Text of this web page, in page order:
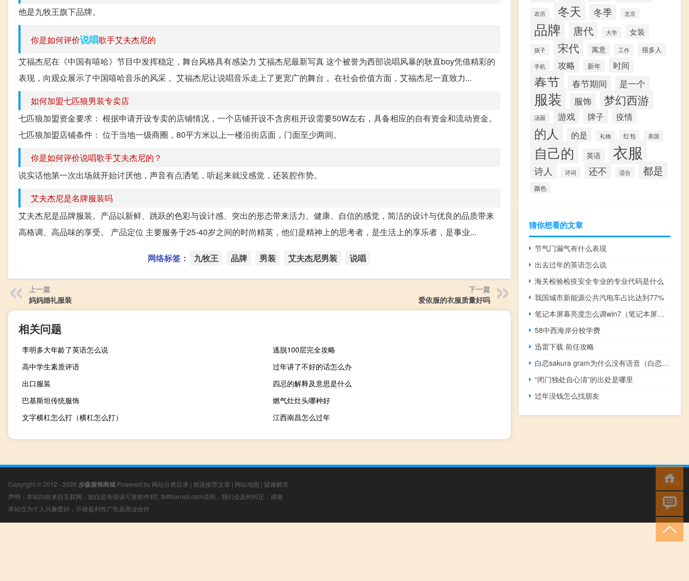
他是九牧王旗下品牌。
你是如何评价说唱歌手艾夫杰尼的
艾福杰尼在《中国有嘻哈》节目中发挥稳定，舞台风格具有感染力 艾福杰尼最新写真 这个被誉为西部说唱风暴的耿直boy凭借精彩的
表现，向观众展示了中国嘻哈音乐的风采 。艾福杰尼让说唱音乐走上了更宽广的舞台 。在社会价值方面，艾福杰尼一直致力...
如何加盟七匹狼男装专卖店
七匹狼加盟资金要求： 根据申请开设专卖的店铺情况，一个店铺开设不含房租开设需要50W左右，具备相应的自有资金和流动资金。
七匹狼加盟店铺条件： 位于当地一级商圈，80平方米以上一楼沿街店面，门面至少两间。
你是如何评价说唱歌手艾夫杰尼的？
‍‍说实话他第一次出场就开始讨厌他，声音有点洒笔，听起来就没感觉，还装腔作势。‍‍
艾夫杰尼是名牌服装吗
艾夫杰尼是品牌服装。产品以新鲜、跳跃的色彩与设计感、突出的形态带来活力、健康、自信的感觉，简洁的设计与优良的品质带来
高格调、高品味的享受。 产品定位 主要服务于25-40岁之间的时尚精英，他们是精神上的思考者，是生活上的享乐者，是事业...
网络标签： 九牧王 品牌 男装 艾夫杰尼男装 说唱
上一篇
妈妈婚礼服装
下一篇
爱依服的衣服质量好吗
相关问题
李明多大年龄了英语怎么说
逃脱100层完全攻略
高中学生素质评语
过年讲了不好的话怎么办
出口服装
四忌的解释及意思是什么
巴基斯坦传统服饰
燃气灶灶头哪种好
文字横杠怎么打（横杠怎么打）
江西南昌怎么过年
农历 冬天 冬季 北京
品牌 唐代 大学 女装
孩子 宋代 寓意 工作 很多人
手机 攻略 新年 时间
春节 春节期间 是一个
服装 服饰 梦幻西游
汤圆 游戏 牌子 疫情
的人 的是 礼物 红包 美国
自己的 英语 衣服
诗人 诗词 还不 适合 都是
颜色
猜你想看的文章
节气门漏气有什么表现
出去过年的英语怎么说
海关检验检疫安全专业的专业代码是什么
我国城市新能源公共汽电车占比达到77%
笔记本屏幕亮度怎么调win7（笔记本屏幕亮度怎么调）
58中西海岸分校学费
迅雷下载 前任攻略
白恋sakura gram为什么没有语音（白恋sakura gram）
“闭门独处自心清”的出处是哪里
过年没钱怎么找朋友
Copyright © 2012 - 2026 步森服饰商城 Powered by 网站分类目录 | 精选推荐文章 | 网站地图 | 疑难解答
声明：本站内容来自互联网，如信息有错误可发邮件到f_fb#foxmail.com说明，我们会及时纠正，谢谢
本站仅为个人兴趣爱好，不接盈利性广告及商业合作
小男孩